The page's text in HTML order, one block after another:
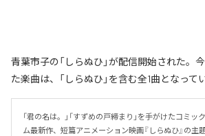
青葉市子の「しらぬひ」が配信開始された。
た楽曲は、「しらぬひ」を含む全1曲となって
「君の名は。」「すずめの戸締まり」を手がけたコミ
ム最新作、短篇アニメーション映画『しらぬひ』の主題